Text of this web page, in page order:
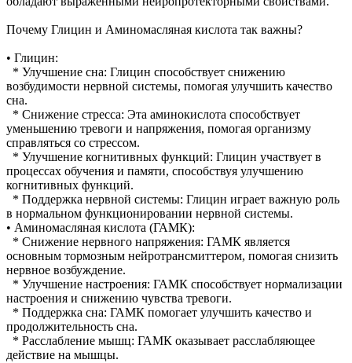
Почему Глицин и Аминомасляная кислота так важны?
• Глицин:
* Улучшение сна: Глицин способствует снижению
возбудимости нервной системы, помогая улучшить качество
сна.
* Снижение стресса: Эта аминокислота способствует
уменьшению тревоги и напряжения, помогая организму
справляться со стрессом.
* Улучшение когнитивных функций: Глицин участвует в
процессах обучения и памяти, способствуя улучшению
когнитивных функций.
* Поддержка нервной системы: Глицин играет важную роль
в нормальном функционировании нервной системы.
• Аминомасляная кислота (ГАМК):
* Снижение нервного напряжения: ГАМК является
основным тормозным нейротрансмиттером, помогая снизить
нервное возбуждение.
* Улучшение настроения: ГАМК способствует нормализации
настроения и снижению чувства тревоги.
* Поддержка сна: ГАМК помогает улучшить качество и
продолжительность сна.
* Расслабление мышц: ГАМК оказывает расслабляющее
действие на мышцы.